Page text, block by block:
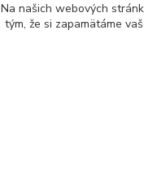
Na našich webových
tým, že si zapamätáme